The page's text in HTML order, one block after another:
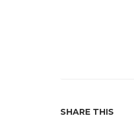
SHARE THIS